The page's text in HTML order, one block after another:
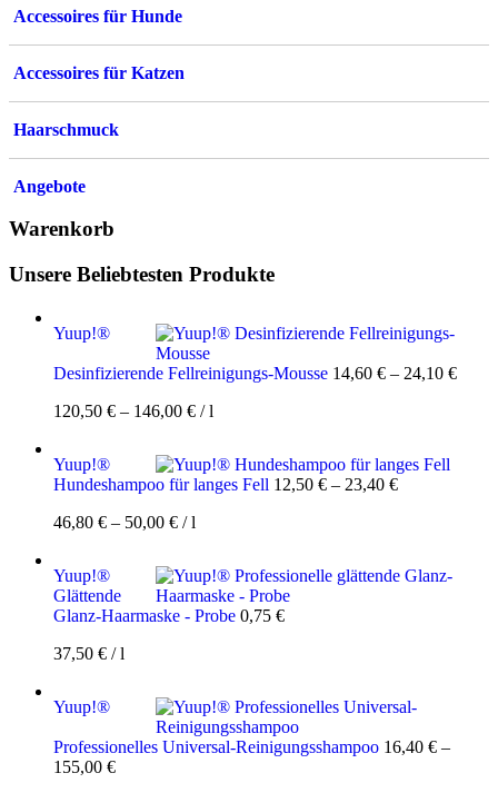
Accessoires für Hunde
Accessoires für Katzen
Haarschmuck
Angebote
Warenkorb
Unsere Beliebtesten Produkte
Yuup!®
Desinfizierende Fellreinigungs-Mousse 14,60 € – 24,10 €
120,50 € – 146,00 € /l
Yuup!®
Hundeshampoo für langes Fell 12,50 € – 23,40 €
46,80 € – 50,00 € /l
Yuup!®
Glättende
Glanz-Haarmaske - Probe 0,75 €
37,50 € /l
Yuup!®
Professionelles Universal-Reinigungsshampoo 16,40 € –
155,00 €